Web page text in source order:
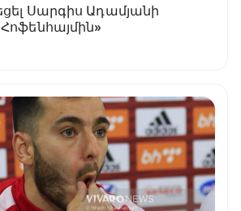
Սարգիս Ադամյանի